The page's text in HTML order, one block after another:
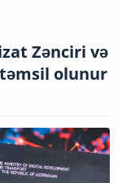
Zənciri və
olunur